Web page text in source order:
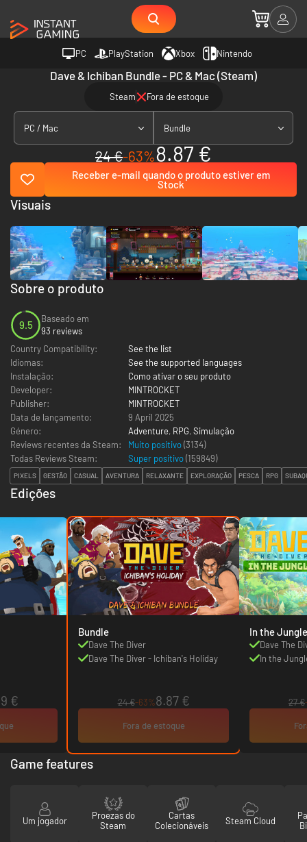
PC PlayStation Xbox Nintendo
Dave & Ichiban Bundle - PC & Mac (Steam)
Steam Fora de estoque
PC / Mac Bundle
24 €-63%8.87 €
Receber e-mail quando o produto estiver em
Stock
Sobre o produto
9.5
Baseado em
93 reviews
Country Compatibility:
See the list
Idiomas:
See the supported languages
Instalação:
Como ativar o seu produto
Developer:
MINTROCKET
Publisher:
MINTROCKET
Data de lançamento:
9 April 2025
Género:
Adventure, RPG, Simulação
Reviews recentes da Steam:
Muito positivo(3134)
Todas Reviews Steam:
Super positivo(159849)
PIXELS GESTÃO CASUAL AVENTURA RELAXANTE EXPLORAÇÃO PESCA RPG
Edições
€
Bundle
Dave The Diver
Dave The Diver - Ichiban's Holiday
24 €-63%8.87 €
Fora de estoque
In the
Dave The
In the
27 €
Visuais
Game features
Um jogador
Proezas do
Steam
Cartas
Colecionáveis
Steam Cloud